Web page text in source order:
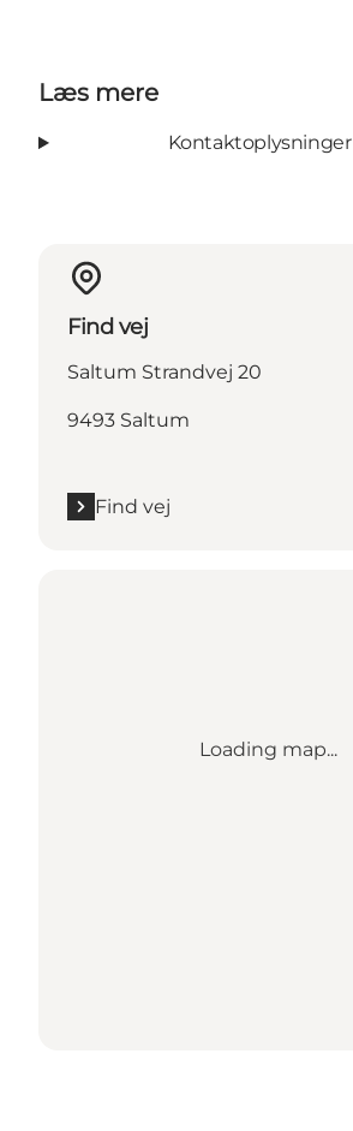
Læs mere
Kontaktoplysninger
Find vej
Saltum Strandvej 20
9493 Saltum
Find vej
Loading map...